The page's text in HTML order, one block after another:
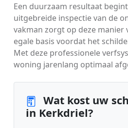
Een duurzaam resultaat
uitgebreide inspectie van de
vakman zorgt op deze manier
egale basis voordat het
Met deze professionele
woning jarenlang optimaal
Wat kost uw
in Kerkdriel?